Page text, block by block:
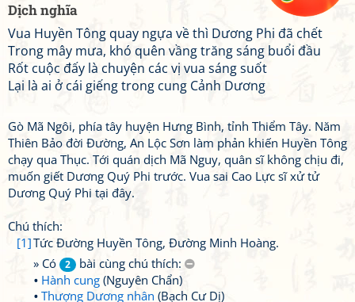
Dịch nghĩa
Vua Huyền Tông quay ngựa về thì Dương Phi đã chết
Trong mây mưa, khó quên vầng trăng sáng buổi đầu
Rốt cuộc đấy là chuyện các vị vua sáng suốt
Lại là ai ở cái giếng trong cung Cảnh Dương
Gò Mã Ngôi, phía tây huyện Hưng Bình, tỉnh Thiểm Tây. Năm
Thiên Bảo đời Đường, An Lộc Sơn làm phản khiến Huyền Tông
chạy qua Thục. Tới quán dịch Mã Nguy, quân sĩ không chịu đi,
muốn giết Dương Quý Phi trước. Vua sai Cao Lực sĩ xử tử
Dương Quý Phi tại đây.
Chú thích:
[1]Tức Đường Huyền Tông, Đường Minh Hoàng.
» Có
2
bài cùng chú thích:
Hành cung (Nguyên Chẩn)
Thượng Dương nhân (Bạch Cư Dị)